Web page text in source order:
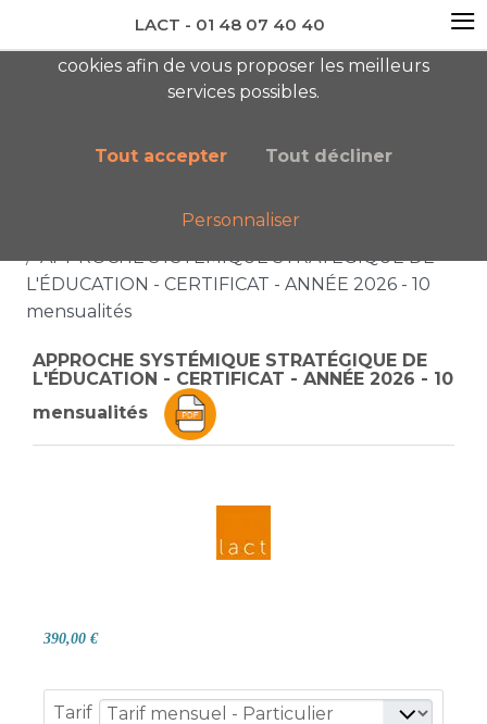
newsletter AC
Liste des catégories
APPROCHE SYSTÉMIQUE STRATÉGIQUE DE
L'ÉDUCATION - CERTIFICAT - ANNÉE 2026 - 10
mensualités
APPROCHE SYSTÉMIQUE STRATÉGIQUE DE
L'ÉDUCATION - CERTIFICAT - ANNÉE 2026 - 10
mensualités
390,00 €
Tarif
cookies afin de vous proposer les meilleurs
services possibles.
Tout accepter Tout décliner
Personnaliser
LACT - 01 48 07 40 40 ≡